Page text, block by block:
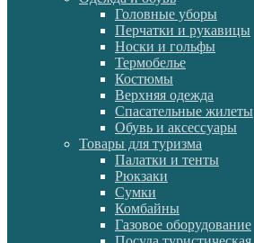
Головные уборы
Перчатки и рукавицы
Носки и гольфы
Термобелье
Костюмы
Верхняя одежда
Спасательные жилеты
Обувь и аксессуары
Товары для туризма
Палатки и тенты
Рюкзаки
Сумки
Комбайны
Газовое оборудование